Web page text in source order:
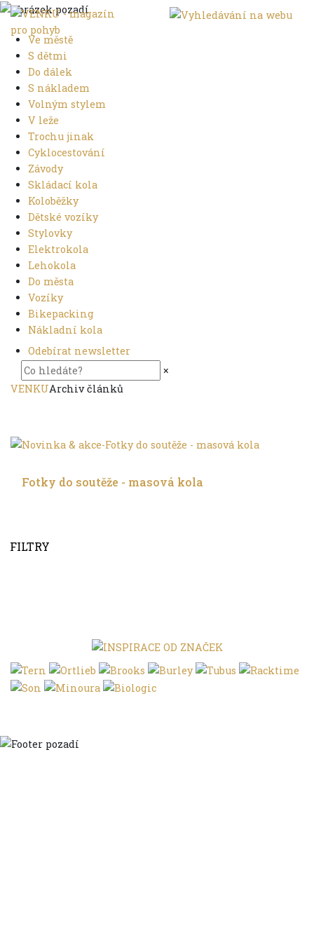
Ve městě
S dětmi
Do dálek
S nákladem
Volným stylem
V leže
Trochu jinak
Cyklocestování
Závody
Skládací kola
Koloběžky
Dětské vozíky
Stylovky
Elektrokola
Lehokola
Do města
Vozíky
Bikepacking
Nákladní kola
Odebírat newsletter
×
VENKUArchiv článků
FILTRY
Fotky do soutěže - masová kola